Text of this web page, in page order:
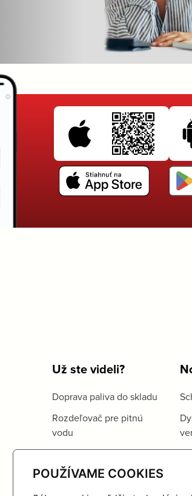
POUŽÍVAME COOKIES
Už ste videli?
Doprava paliva do skladu
Rozdeľovač pre pitnú
vodu